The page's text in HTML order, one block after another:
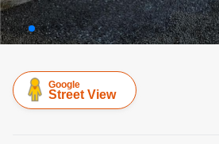
Google
Street View